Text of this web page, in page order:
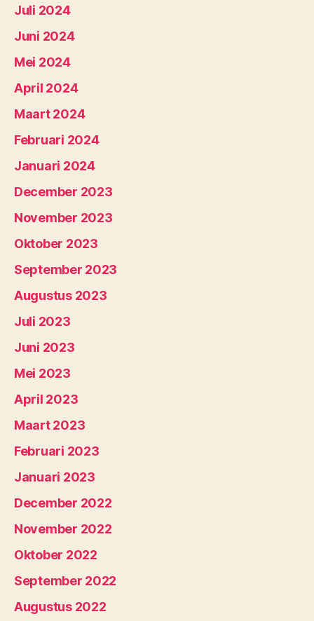
Juli 2024
Juni 2024
Mei 2024
April 2024
Maart 2024
Februari 2024
Januari 2024
December 2023
November 2023
Oktober 2023
September 2023
Augustus 2023
Juli 2023
Juni 2023
Mei 2023
April 2023
Maart 2023
Februari 2023
Januari 2023
December 2022
November 2022
Oktober 2022
September 2022
Augustus 2022